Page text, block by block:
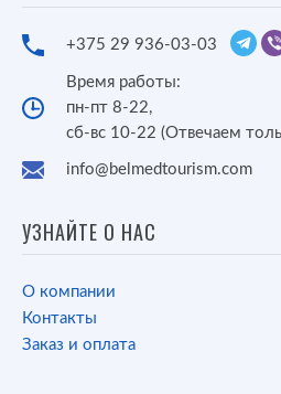
+375 29 936-03-03
Время работы:
пн-пт 8-22,
сб-вс 10-22 (Отвечаем
info@belmedtourism.com
УЗНАЙТЕ О НАС
О компании
Контакты
Заказ и оплата